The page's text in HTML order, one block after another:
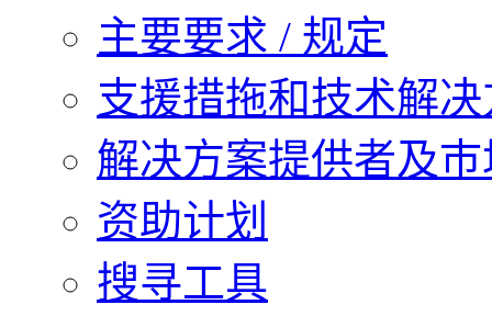
主要要求 / 规定
支援措拖和技术解
解决方案提供者及
资助计划
搜寻工具